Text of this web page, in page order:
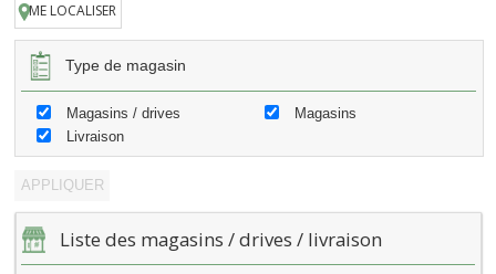
ME LOCALISER
Type de magasin
Magasins / drives
Magasins
Livraison
Liste des magasins / drives / livraison